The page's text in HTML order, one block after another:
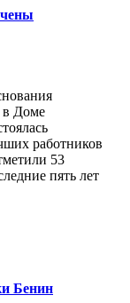
в Доме
работников
53
пять лет
Бенин